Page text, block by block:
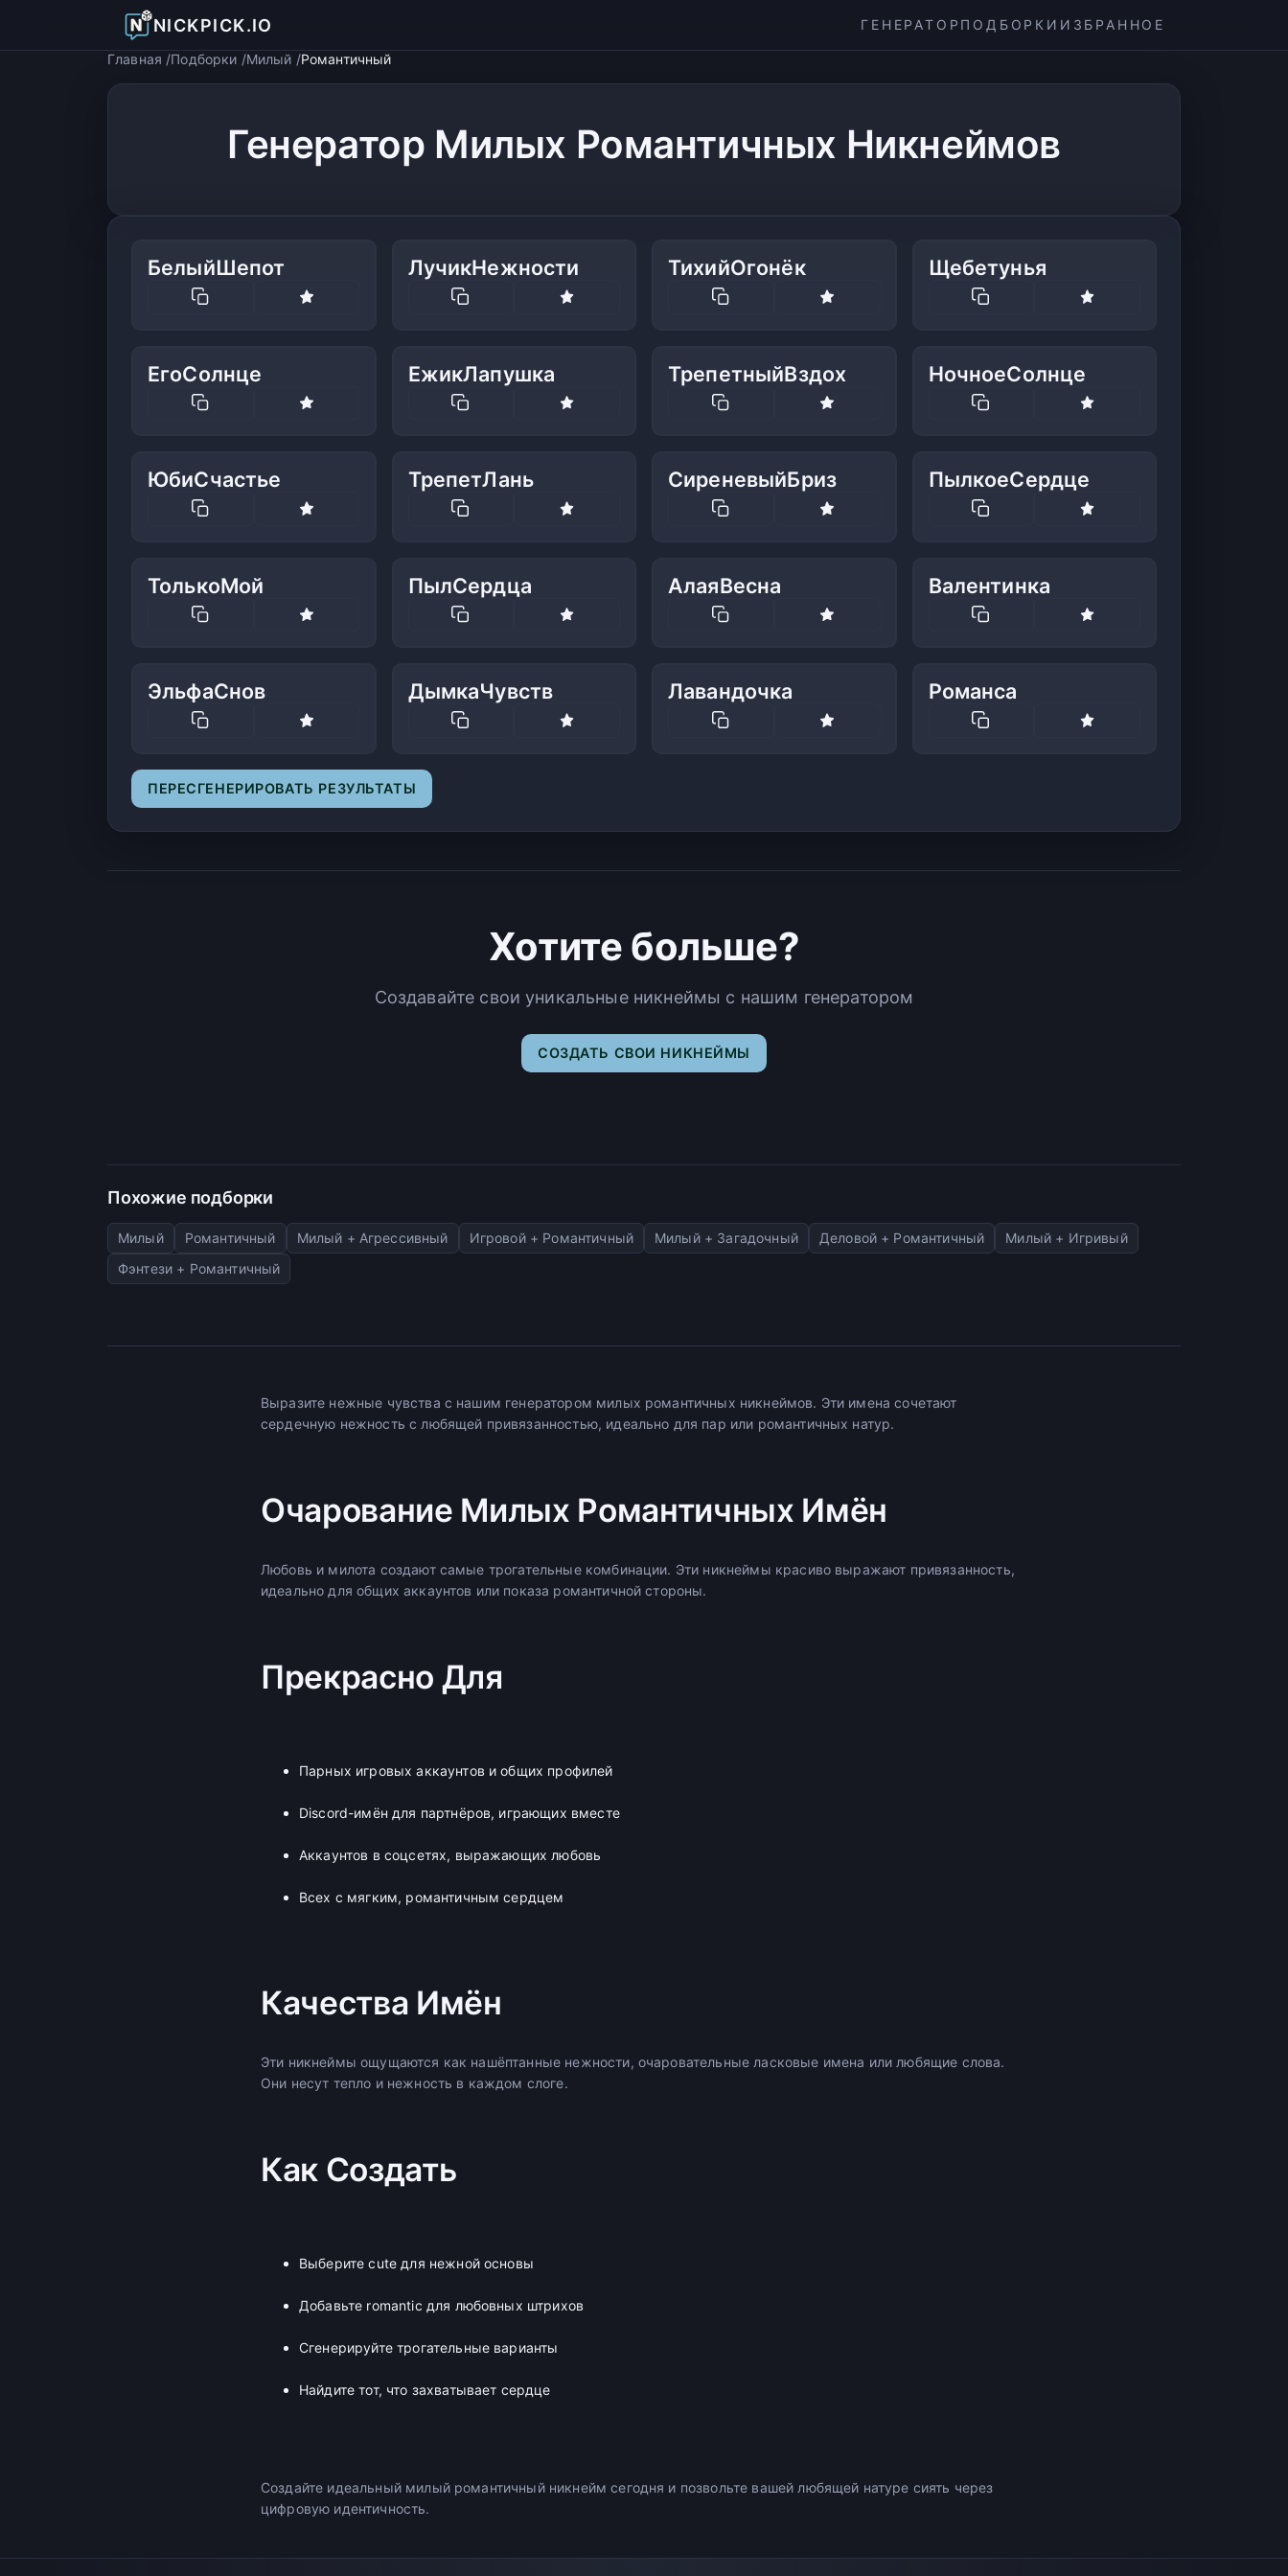
NICKPICK.IO ГЕНЕРАТОР ПОДБОРКИ ИЗБРАННОЕ
Главная Подборки Милый Романтичный
Генератор Милых Романтичных Никнеймов
БелыйШепот ЛучикНежности ТихийОгонёк Щебетунья
ЕгоСолнце ЕжикЛапушка ТрепетныйВздох НочноеСолнце
ЮбиСчастье ТрепетЛань СиреневыйБриз ПылкоеСердце
ТолькоМой ПылСердца АлаяВесна Валентинка
ЭльфаСнов ДымкаЧувств Лавандочка Романса
ПЕРЕСГЕНЕРИРОВАТЬ РЕЗУЛЬТАТЫ
Хотите больше?
Создавайте свои уникальные никнеймы с нашим генератором
СОЗДАТЬ СВОИ НИКНЕЙМЫ
Похожие подборки
Милый Романтичный Милый + Агрессивный Игровой + Романтичный Милый + Загадочный Деловой + Романтичный
Милый + Игривый
Фэнтези + Романтичный
Выразите нежные чувства с нашим генератором милых романтичных никнеймов. Эти имена сочетают
сердечную нежность с любящей привязанностью, идеально для пар или романтичных натур.
Очарование Милых Романтичных Имён
Любовь и милота создают самые трогательные комбинации. Эти никнеймы красиво выражают привязанность,
идеально для общих аккаунтов или показа романтичной стороны.
Прекрасно Для
Парных игровых аккаунтов и общих профилей
Discord-имён для партнёров, играющих вместе
Аккаунтов в соцсетях, выражающих любовь
Всех с мягким, романтичным сердцем
Качества Имён
Эти никнеймы ощущаются как нашёптанные нежности, очаровательные ласковые имена или любящие слова.
Они несут тепло и нежность в каждом слоге.
Как Создать
Выберите cute для нежной основы
Добавьте romantic для любовных штрихов
Сгенерируйте трогательные варианты
Найдите тот, что захватывает сердце
Создайте идеальный милый романтичный никнейм сегодня и позвольте вашей любящей натуре сиять через
цифровую идентичность.